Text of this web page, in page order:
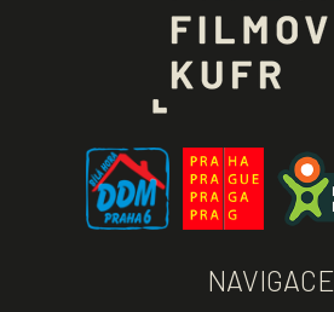
NAVIGACE